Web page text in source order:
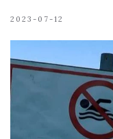
2023-07-12